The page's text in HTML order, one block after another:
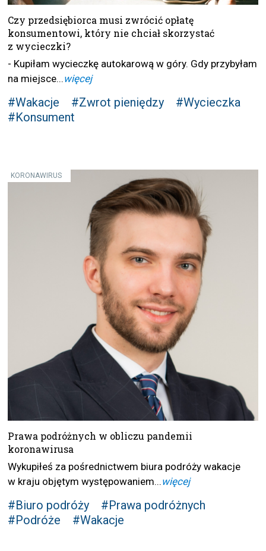
Czy przedsiębiorca musi zwrócić opłatę
konsumentowi, który nie chciał skorzystać
z wycieczki?
- Kupiłam wycieczkę autokarową w góry. Gdy przybyłam
na miejsce...więcej
#Wakacje #Zwrot pieniędzy
#Wycieczka
#Konsument
KORONAWIRUS
Prawa podróżnych w obliczu pandemii
koronawirusa
Wykupiłeś za pośrednictwem biura podróży wakacje
w kraju objętym występowaniem... więcej
#Biuro podróży
#Prawa podróżnych
#Podróże
#Wakacje